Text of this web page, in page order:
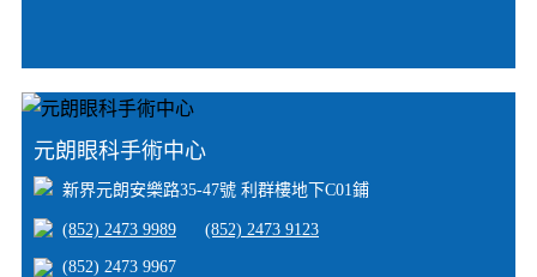
元朗眼科手術中心
新界元朗安樂路35-47號 利群樓地下C01鋪
(852) 2473 9989 (852) 2473 9123
(852) 2473 9967